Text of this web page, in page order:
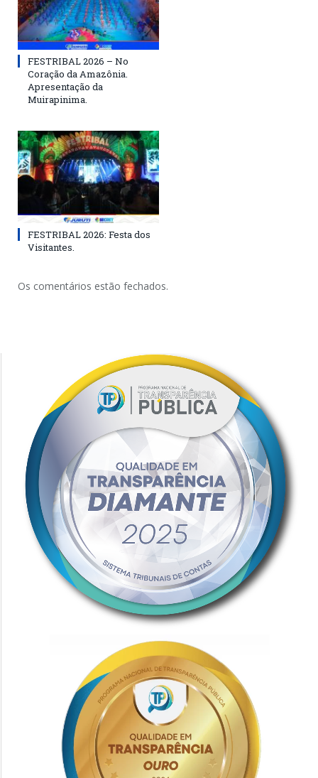
FESTRIBAL 2026 – No
Coração da Amazônia.
Apresentação da
Muirapinima.
FESTRIBAL 2026: Festa dos
Visitantes.
Os comentários estão fechados.